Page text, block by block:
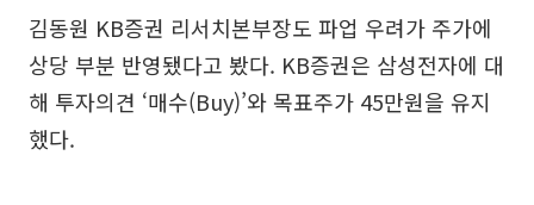
김동원 KB증권 리서치본부장도 파업 우려가 주가에
상당 부분 반영됐다고 봤다. KB증권은 삼성전자에 대
해 투자의견 ‘매수(Buy)’와 목표주가 45만원을 유지
했다.